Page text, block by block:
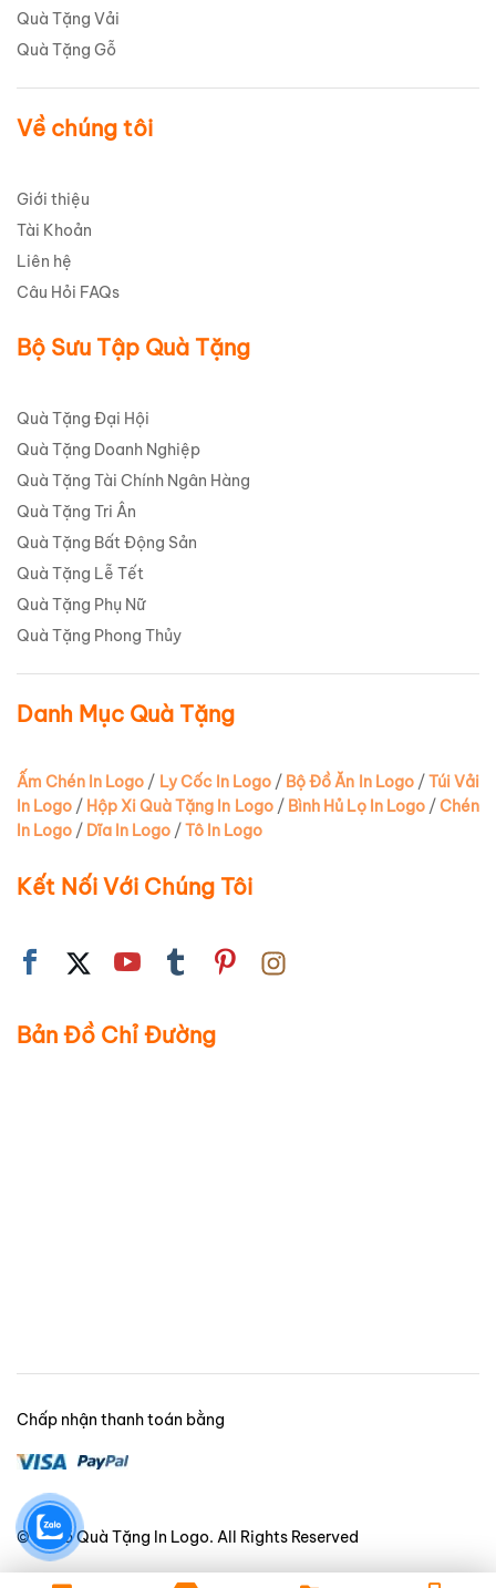
Quà Tặng Vải
Quà Tặng Gỗ
Về chúng tôi
Giới thiệu
Tài Khoản
Liên hệ
Câu Hỏi FAQs
Bộ Sưu Tập Quà Tặng
Quà Tặng Đại Hội
Quà Tặng Doanh Nghiệp
Quà Tặng Tài Chính Ngân Hàng
Quà Tặng Tri Ân
Quà Tặng Bất Động Sản
Quà Tặng Lễ Tết
Quà Tặng Phụ Nữ
Quà Tặng Phong Thủy
Danh Mục Quà Tặng
Ấm Chén In Logo / Ly Cốc In Logo/ Bộ Đồ Ăn In Logo/Túi Vải
In Logo / Hộp Xi Quà Tặng In Logo/ Bình Hủ Lọ In Logo/Chén
In Logo / Dĩa In Logo /Tô In Logo
Kết Nối Với Chúng Tôi
Bản Đồ Chỉ Đường
© 2025 Quà Tặng In Logo. All Rights Reserved
Chấp nhận thanh toán bằng